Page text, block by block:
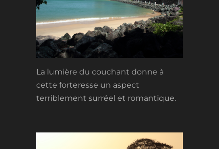
La lumière du couchant donne à
cette forteresse un aspect
terriblement surréel et romantique.